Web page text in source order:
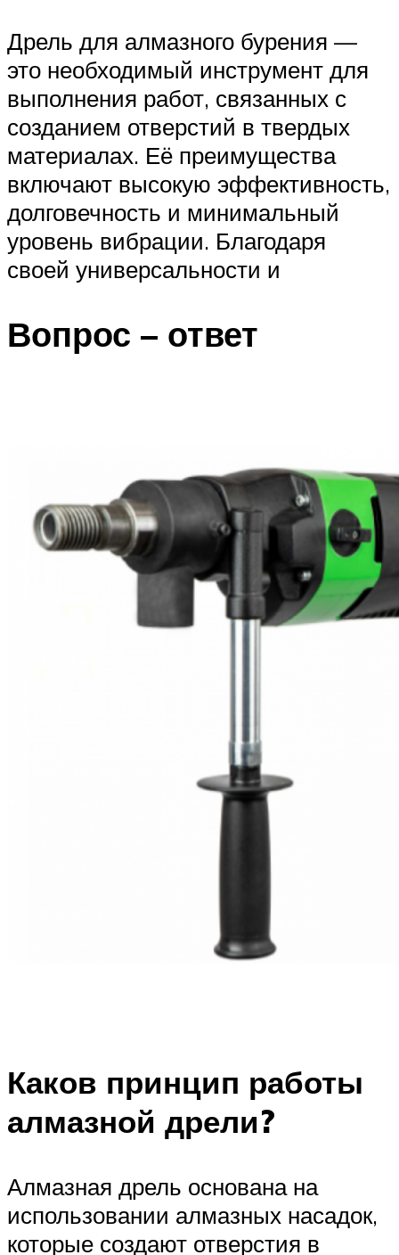
Дрель для алмазного бурения —
это необходимый инструмент для
выполнения работ, связанных с
созданием отверстий в твердых
материалах. Её преимущества
включают высокую эффективность,
долговечность и минимальный
уровень вибрации. Благодаря
своей универсальности и
Вопрос – ответ
Каков принцип работы
алмазной дрели?
Алмазная дрель основана на
использовании алмазных насадок,
которые создают отверстия в